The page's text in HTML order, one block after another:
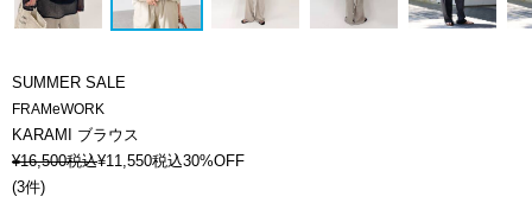
SUMMER SALE
FRAMeWORK
KARAMI ブラウス
¥16,500税込¥11,550税込30%OFF
(3件)